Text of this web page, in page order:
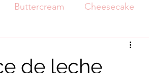
Buttercream Cheesecake
Merengue
de leche